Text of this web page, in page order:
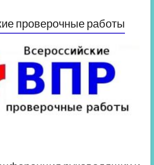
проверочные работы